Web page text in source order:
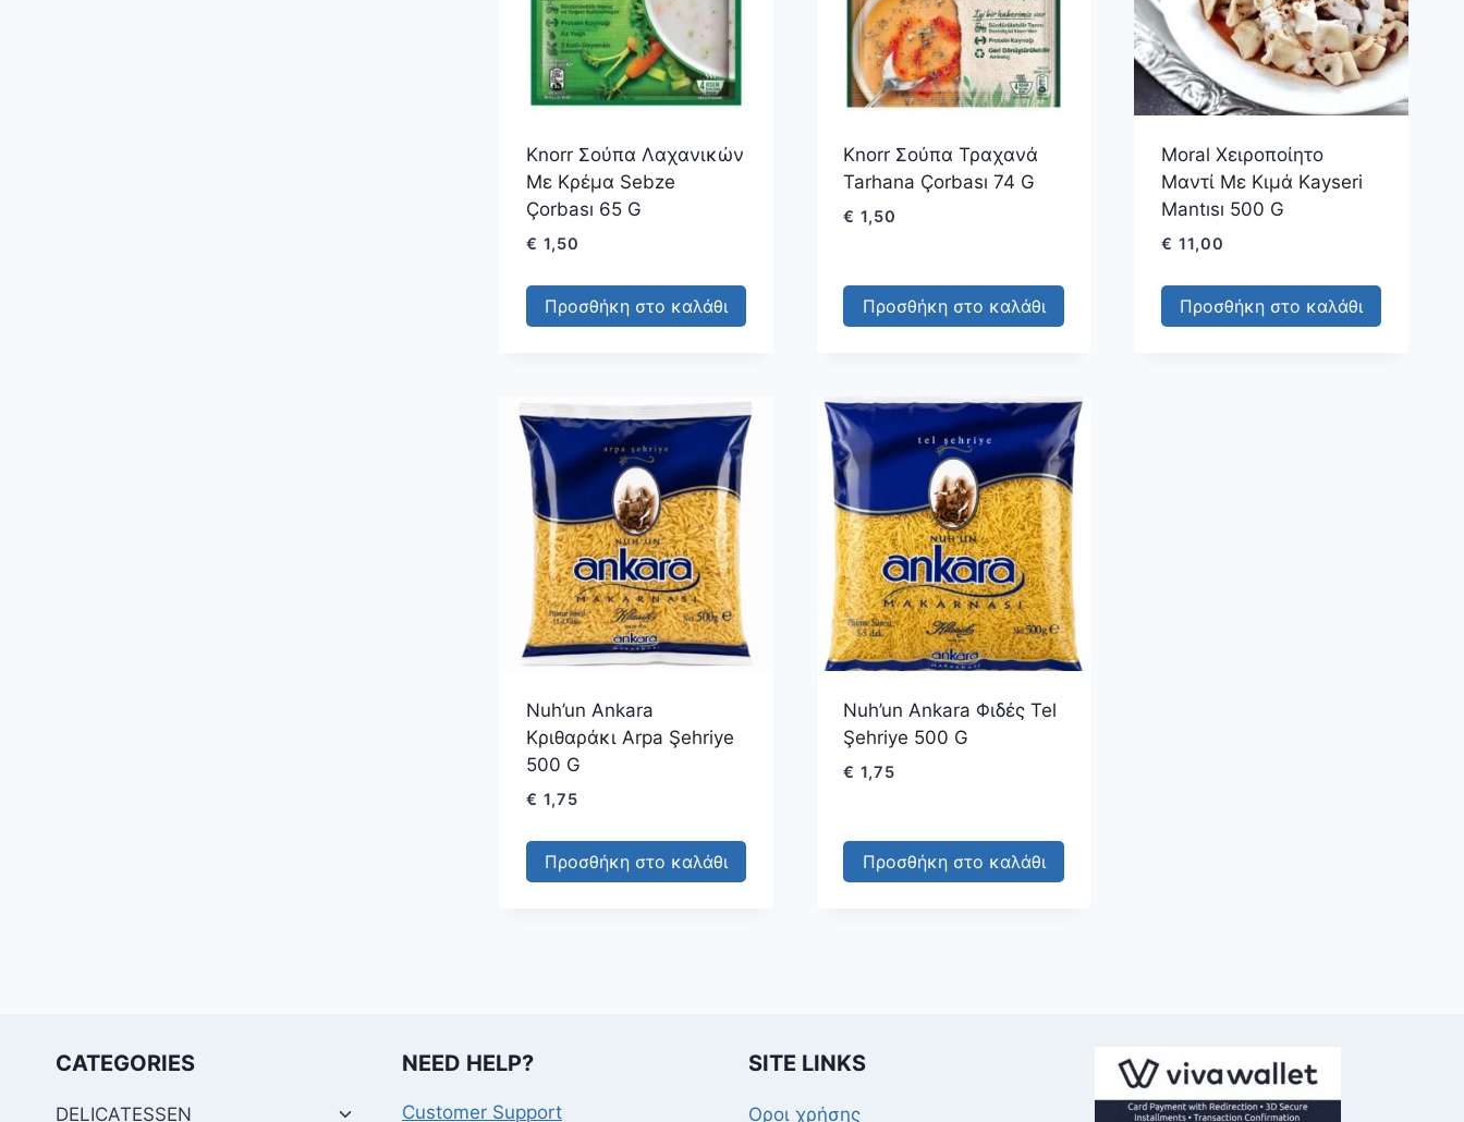
Knorr Σούπα Λαχανικών
Με Κρέμα Sebze
Çorbası 65 G
€ 1,50
Προσθήκη στο καλάθι
Knorr Σούπα Τραχανά
Tarhana Çorbası 74 G
€ 1,50
Προσθήκη στο καλάθι
Moral Χειροποίητο
Μαντί Με Κιμά Kayseri
Mantısı 500 G
€ 11,00
Προσθήκη στο καλάθι
Nuh’un Ankara
Κριθαράκι Arpa Şehriye
500 G
€ 1,75
Προσθήκη στο καλάθι
Nuh’un Ankara Φιδές Tel
Şehriye 500 G
€ 1,75
Προσθήκη στο καλάθι
CATEGORIES
DELICATESSEN
NEED HELP?
Customer Support
SITE LINKS
Οροι χρήσης